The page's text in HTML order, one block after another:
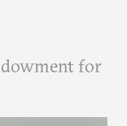
for